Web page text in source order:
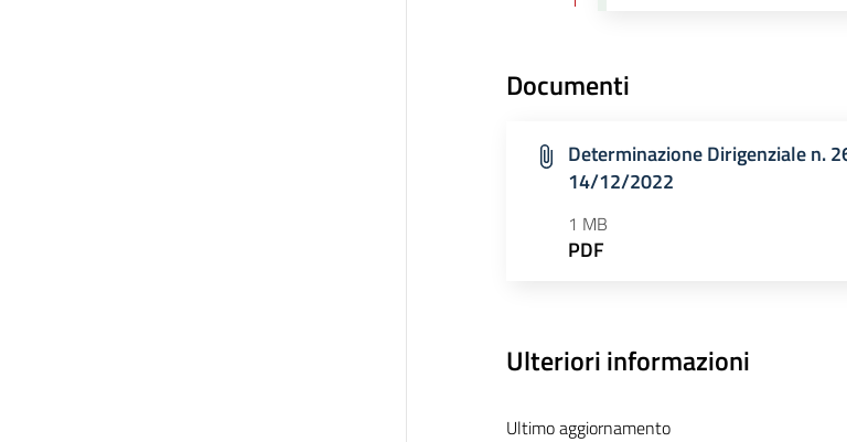
Documenti
Determinazione Dirigenziale n.
14/12/2022
1 MB
PDF
Ulteriori informazioni
Ultimo aggiornamento